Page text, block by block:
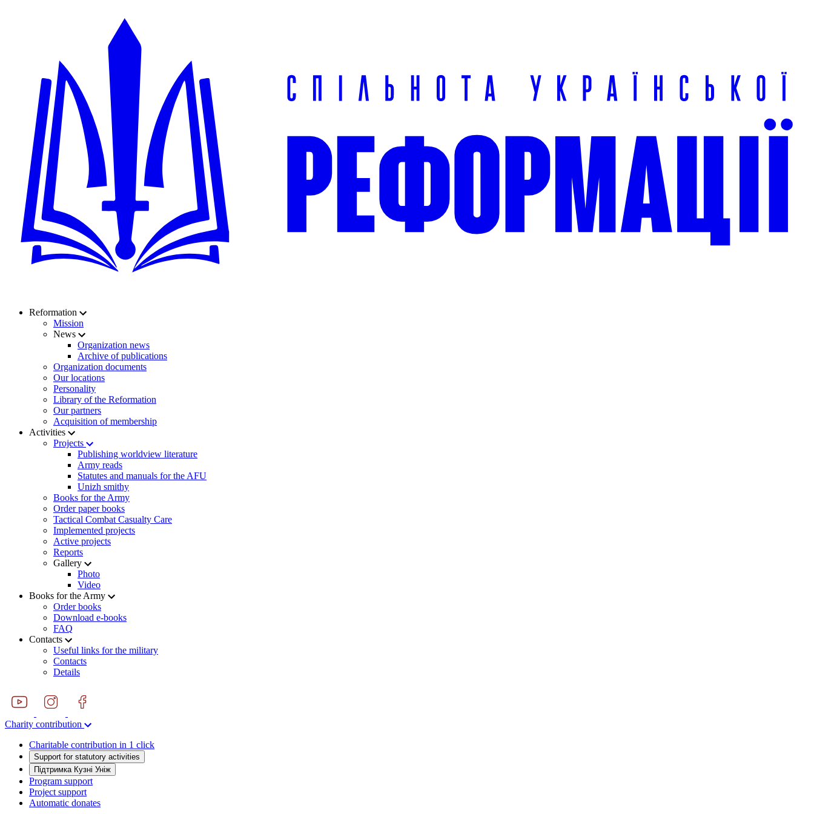
Reformation
Mission
News
Organization news
Archive of publications
Organization documents
Our locations
Personality
Library of the Reformation
Our partners
Acquisition of membership
Activities
Projects
Publishing worldview literature
Army reads
Statutes and manuals for the AFU
Unizh smithy
Books for the Army
Order paper books
Tactical Combat Casualty Care
Implemented projects
Active projects
Reports
Gallery
Photo
Video
Books for the Army
Order books
Download e-books
FAQ
Contacts
Useful links for the military
Contacts
Details
Charity contribution
Charitable contribution in 1 click
Support for statutory activities
Підтримка Кузні Уніж
Program support
Project support
Automatic donates